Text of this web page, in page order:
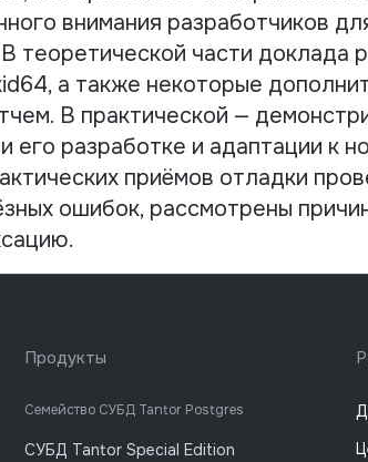
внимания разработчиков
теоретической части доклада
а также некоторые
В практической —
его разработке и адаптации к
приёмов отладки
ошибок, рассмотрены
Продукты
Семейство СУБД Tantor Postgres
СУБД Tantor Special Edition